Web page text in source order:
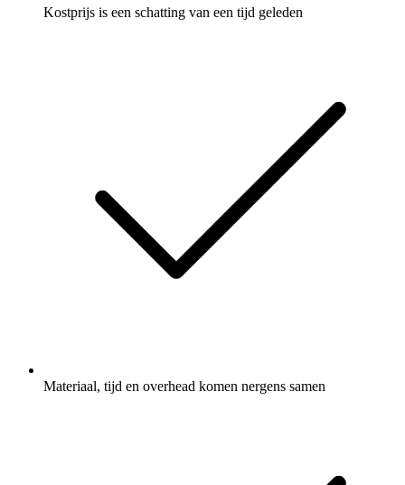
Kostprijs is een schatting van een tijd geleden
Materiaal, tijd en overhead komen nergens samen